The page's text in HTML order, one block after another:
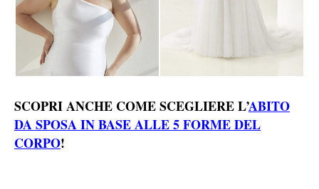
SCOPRI ANCHE COME SCEGLIERE L’ABITO
DA SPOSA IN BASE ALLE 5 FORME DEL
CORPO!